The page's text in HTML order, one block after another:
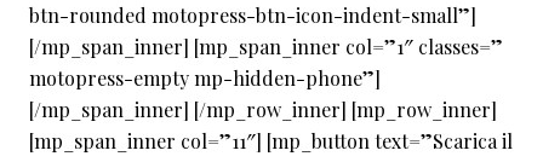
btn-rounded motopress-btn-icon-indent-small”]
[/mp_span_inner] [mp_span_inner col=”1″ classes=”
motopress-empty mp-hidden-phone”]
[/mp_span_inner] [/mp_row_inner] [mp_row_inner]
[mp_span_inner col=”11″] [mp_button text=”Scarica il